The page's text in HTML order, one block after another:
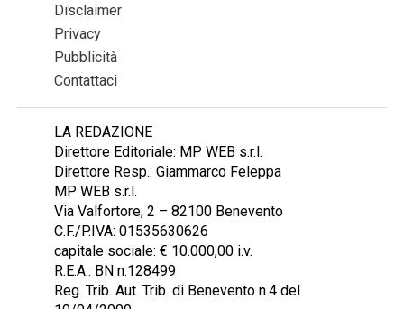
Disclaimer
Privacy
Pubblicità
Contattaci
LA REDAZIONE
Direttore Editoriale: MP WEB s.r.l.
Direttore Resp.: Giammarco Feleppa
MP WEB s.r.l.
Via Valfortore, 2 – 82100 Benevento
C.F./P.IVA: 01535630626
capitale sociale: € 10.000,00 i.v.
R.E.A.: BN n.128499
Reg. Trib. Aut. Trib. di Benevento n.4 del